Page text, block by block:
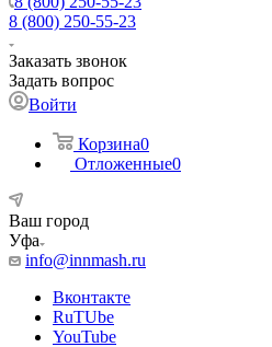
8 (800) 250-55-23
Заказать звонок
Задать вопрос
Войти
Корзина0
Отложенные0
Ваш город
Уфа
info@innmash.ru
Вконтакте
RuTUbe
YouTube